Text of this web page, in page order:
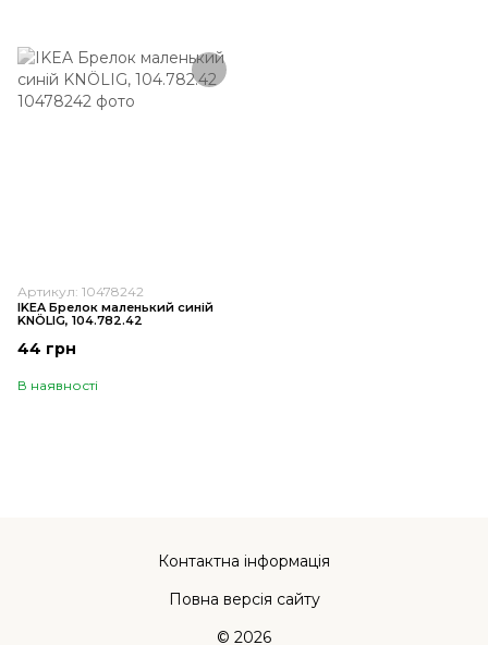
Артикул: 10478242
IKEA Брелок маленький синій
KNÖLIG, 104.782.42
44 грн
В наявності
Контактна інформація
Повна версія сайту
© 2026